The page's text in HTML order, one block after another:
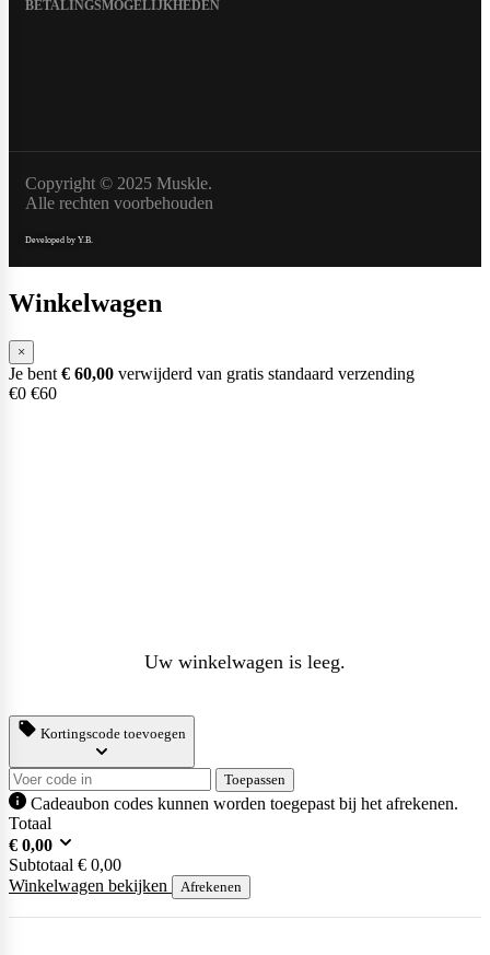
Naughty Boy
Olimp Sport Nutrition
Optimum Nutrition
Quamtrax
BETALINGSMOGELIJKHEDEN
Copyright © 2025 Muskle.
Alle rechten voorbehouden
Developed by Y.B.
Winkelwagen
×
Je bent € 60,00 verwijderd van gratis standaard verzending
€0 €60
Uw winkelwagen is leeg.
Kortingscode toevoegen
Toepassen
Cadeaubon codes kunnen worden toegepast bij het afrekenen.
Totaal
€ 0,00
Subtotaal € 0,00
Winkelwagen bekijken
Afrekenen